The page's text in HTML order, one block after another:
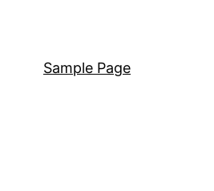
Sample Page